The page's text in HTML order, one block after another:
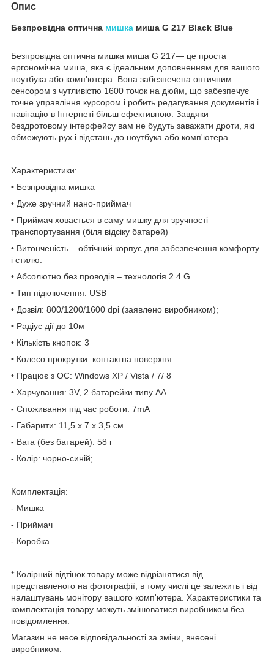
Опис
Безпровідна оптична мишка миша G 217 Black Blue
Безпровідна оптична мишка миша G 217— це проста
ергономічна миша, яка є ідеальним доповненням для вашого
ноутбука або комп'ютера. Вона забезпечена оптичним
сенсором з чутливістю 1600 точок на дюйм, що забезпечує
точне управління курсором і робить редагування документів і
навігацію в Інтернеті більш ефективною. Завдяки
бездротовому інтерфейсу вам не будуть заважати дроти, які
обмежують рух і відстань до ноутбука або комп'ютера.
Характеристики:
• Безпровідна мишка
• Дуже зручний нано-приймач
• Приймач ховається в саму мишку для зручності
транспортування (біля відсіку батарей)
• Витонченість – обтічний корпус для забезпечення комфорту
і стилю.
• Абсолютно без проводів – технологія 2.4 G
• Тип підключення: USB
• Дозвіл: 800/1200/1600 dpi (заявлено виробником);
• Радіус дії до 10м
• Кількість кнопок: 3
• Колесо прокрутки: контактна поверхня
• Працює з ОС: Windows XP / Vista / 7/ 8
• Харчування: 3V, 2 батарейки типу АА
- Споживання під час роботи: 7mA
- Габарити: 11,5 х 7 х 3,5 см
- Вага (без батарей): 58 г
- Колір: чорно-синій;
Комплектація:
- Мишка
- Приймач
- Коробка
* Колірний відтінок товару може відрізнятися від
представленого на фотографії, в тому числі це залежить і від
налаштувань монітору вашого комп'ютера. Характеристики та
комплектація товару можуть змінюватися виробником без
повідомлення.
Магазин не несе відповідальності за зміни, внесені
виробником.